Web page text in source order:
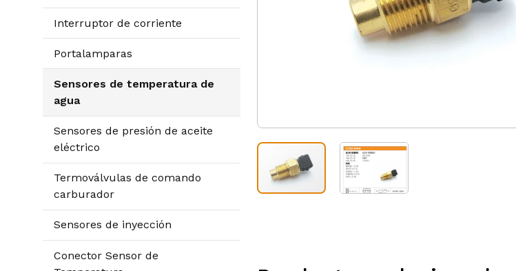
Interruptor de corriente
Portalamparas
Sensores de temperatura de
agua
Sensores de presión de aceite
eléctrico
Termoválvulas de comando
carburador
Sensores de inyección
Conector Sensor de